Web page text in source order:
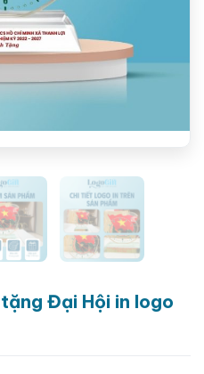
Đại Hội in logo